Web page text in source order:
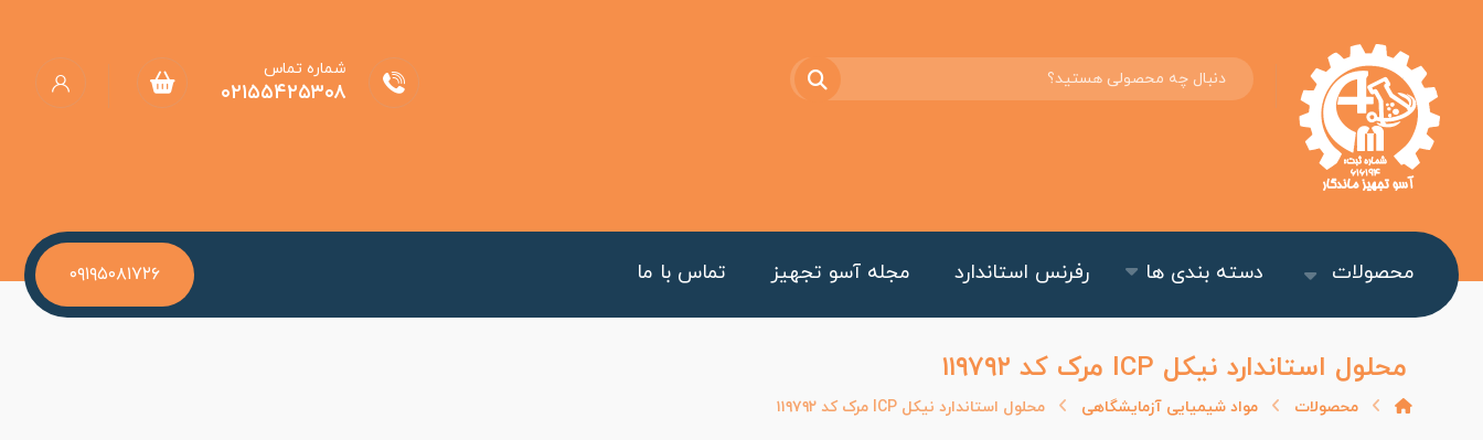
شماره تماس
۰۲۱۵۵۴۲۵۳۰۸
محصولات دسته بندی ها رفرنس استاندارد مجله آسو تجهیز تماس با ما ۰۹۱۹۵۰۸۱۷۲۶
محلول استاندارد نیکل ICP مرک کد ۱۱۹۷۹۲
محصولات مواد شیمیایی آزمایشگاهی محلول استاندارد نیکل ICP مرک کد ۱۱۹۷۹۲